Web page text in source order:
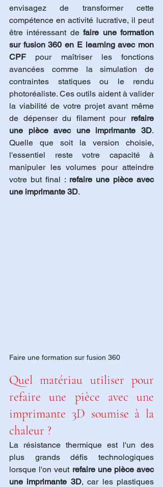
envisagez de transformer cette
compétence en activité lucrative, il peut
être intéressant de faire une formation
sur fusion 360 en E learning avec mon
CPF pour maîtriser les fonctions
avancées comme la simulation de
contraintes statiques ou le rendu
photoréaliste. Ces outils aident à valider
la viabilité de votre projet avant même
de dépenser du filament pour refaire
une pièce avec une imprimante 3D.
Quelle que soit la version choisie,
l'essentiel reste votre capacité à
manipuler les volumes pour atteindre
votre but final : refaire une pièce avec
une imprimante 3D.
Faire une formation sur fusion 360
Quel matériau utiliser pour
refaire une pièce avec une
imprimante 3D soumise à la
chaleur ?
La résistance thermique est l'un des
plus grands défis technologiques
lorsque l'on veut refaire une pièce avec
une imprimante 3D, car les plastiques